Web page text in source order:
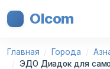
Olcom
Главная Города
ЭДО Диадок для